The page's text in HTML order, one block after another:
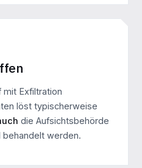
mit Exfiltration
löst typischerweise
die Aufsichtsbehörde
behandelt werden.